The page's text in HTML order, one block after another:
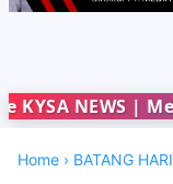
|
Home › BATANG HARI